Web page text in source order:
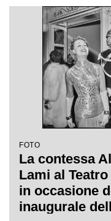
della stagione
1956 con
di Vincenzo
da Antonino
regia di
Wallmann
FOTO
La contessa
Lami al
in occasione
inaugurale